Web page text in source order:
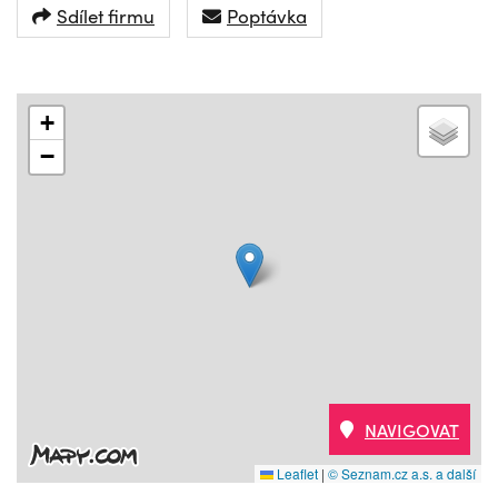
Sdílet firmu Poptávka
+
−
Leaflet | © Seznam.cz a.s. a další
NAVIGOVAT